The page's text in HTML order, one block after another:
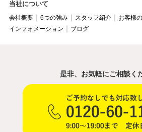
当社について
会社概要 6つの強み スタッフ紹介
お客様
インフォメーション
ブログ
是非、お気軽にご相談く